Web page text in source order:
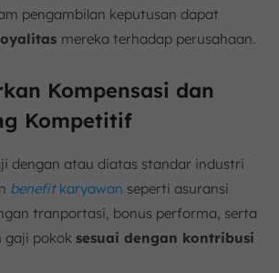
pengambilan keputusan dapat
mereka terhadap perusahaan.
Kompensasi dan
Kompetitif
dengan atau diatas standar industri
benefitkaryawan seperti asuransi
tranportasi, bonus performa, serta
gaji pokok sesuai dengan kontribusi